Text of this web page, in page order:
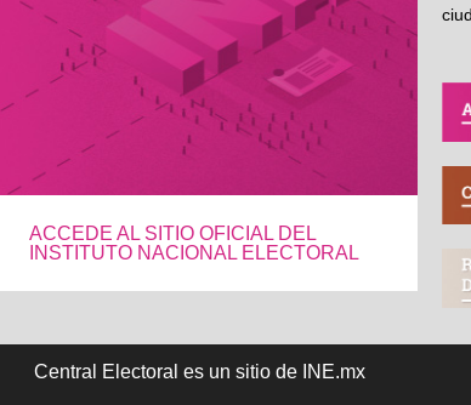
ACCEDE AL SITIO OFICIAL DEL
INSTITUTO NACIONAL ELECTORAL
Central Electoral es un sitio de INE.mx